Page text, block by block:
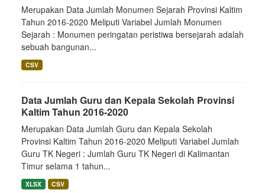
Merupakan Data Jumlah Monumen Sejarah Provinsi Kaltim
Tahun 2016-2020 Meliputi Variabel Jumlah Monumen
Sejarah : Monumen peringatan peristiwa bersejarah adalah
sebuah bangunan...
CSV
Data Jumlah Guru dan Kepala Sekolah Provinsi
Kaltim Tahun 2016-2020
Merupakan Data Jumlah Guru dan Kepala Sekolah
Provinsi Kaltim Tahun 2016-2020 Meliputi Variabel Jumlah
Guru TK Negeri : Jumlah Guru TK Negeri di Kalimantan
Timur selama 1 tahun...
XLSX CSV